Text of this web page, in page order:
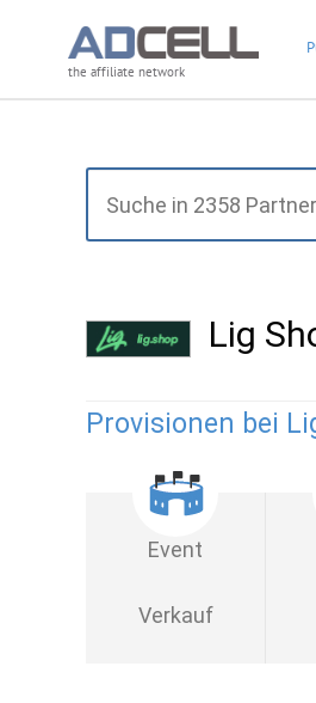
the affiliate network
Lig
Provisionen bei
Event
Verkauf